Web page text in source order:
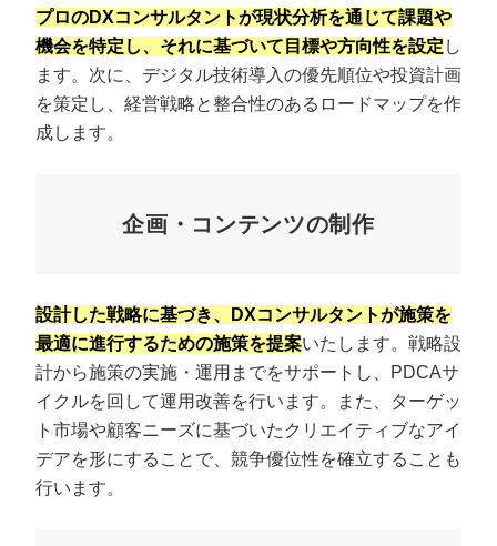
プロのDXコンサルタントが現状分析を通じて課題や
機会を特定し、それに基づいて目標や方向性を設定 し
ます。次に、デジタル技術導入の優先順位や投資計画
を策定し、経営戦略と整合性のあるロードマップを作
成します。
企画・コンテンツの制作
設計した戦略に基づき、DXコンサルタントが施策を
最適に進行するための施策を提案いたします。戦略設
計から施策の実施・運用までをサポートし、PDCAサ
イクルを回して運用改善を行います。また、ターゲッ
ト市場や顧客ニーズに基づいたクリエイティブなアイ
デアを形にすることで、競争優位性を確立することも
行います。